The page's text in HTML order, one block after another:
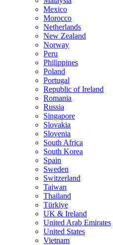
Mexico
Morocco
Netherlands
New Zealand
Norway
Peru
Philippines
Poland
Portugal
Republic of Ireland
Romania
Russia
Singapore
Slovakia
Slovenia
South Africa
South Korea
Spain
Sweden
Switzerland
Taiwan
Thailand
Türkiye
UK & Ireland
United Arab Emirates
United States
Vietnam